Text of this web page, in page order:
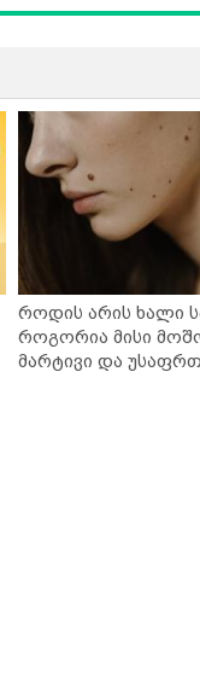
როდის არის ხალი
როგორია მისი
მარტივი და